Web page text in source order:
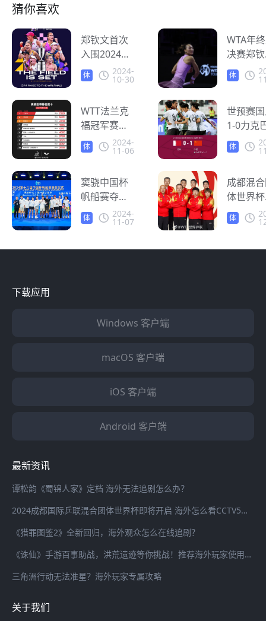
猜你喜欢
郑钦文首次
入围2024年
WTA年终总
决赛 海外怎
事直播？
体
2024-
10-30
WTT法兰克
福冠军赛王
楚钦、王曼
昱首秀获胜
WTT直播？
体
2024-
11-06
窦骁中国杯
帆船赛夺
冠，海外观
众能看体育
吗？
体
2024-
11-07
WTA年
决赛郑
强势晋
强，人
事直播？
体
世预赛
1-0力克
喜迎-世
两连胜
世界杯直
播？
体
成都混
体世界
乒连赢
卫冕冠
观看体
体
下载应用
Windows 客户端
macOS 客户端
iOS 客户端
Android 客户端
最新资讯
谭松韵《蜀锦人家》定档 海外无法追剧怎么办？
2024成都国际乒联混合团体世界杯即将开启 海外怎么看CCTV5全程直播？
《猎罪图鉴2》全新回归，海外观众怎么在线追剧？
《诛仙》手游百事助战，洪荒遗迹等你挑战！推荐海外玩家使用海螺加速器畅连国服游戏
三角洲行动无法准星？海外玩家专属攻略
关于我们